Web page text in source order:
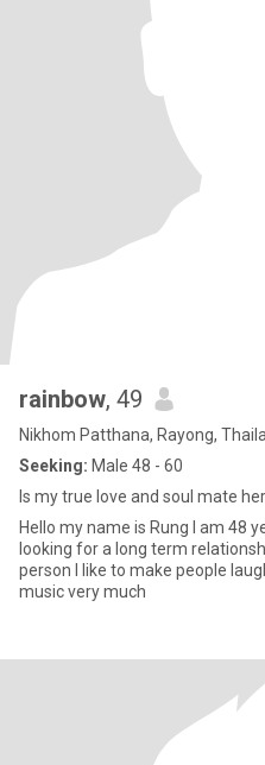
rainbow, 49
Nikhom Patthana, Rayong,
Seeking: Male 48 - 60
Is my true love and soul mate
Hello my name is Rung I am 48
looking for a long term
person I like to make people
music very much